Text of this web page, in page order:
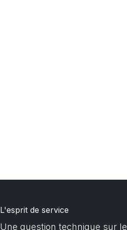
L'esprit de service
Une question technique sur le